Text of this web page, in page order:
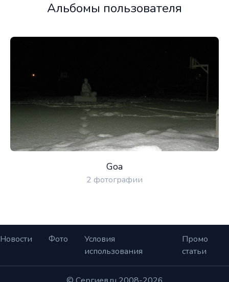
Альбомы пользователя
Goa
2 фотографии
Новости Фото
Условия
использования
Промо
статьи